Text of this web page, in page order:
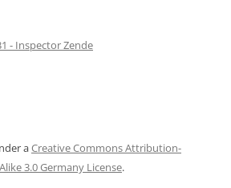
- Inspector Zende
aCreative Commons Attribution-
3.0 Germany License.